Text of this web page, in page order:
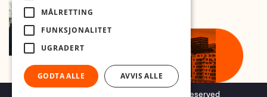
Copyright © 2026 Foto.no - All rights reserved
MÅLRETTING
FUNKSJONALITET
UGRADERT
GODTA ALLE AVVIS ALLE